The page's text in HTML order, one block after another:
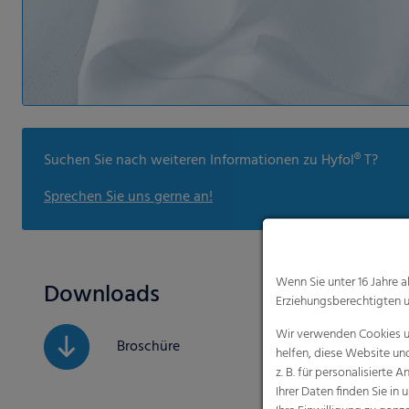
Suchen Sie nach weiteren Informationen zu Hyfol® T?
Sprechen Sie uns gerne an!
Downloads
Broschüre
Wenn Sie unter 16
Erziehungsberechtigten
Wir verwenden Cookies
helfen, diese Website
z. B. für personalisierte
Ihrer Daten finden Sie in